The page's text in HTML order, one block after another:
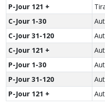
P-Jour 121 +
C-Jour 1-30
C-Jour 31-120
C-Jour 121 +
P-Jour 1-30
P-Jour 31-120
P-Jour 121 +